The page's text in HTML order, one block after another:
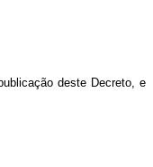
deste Decreto, e